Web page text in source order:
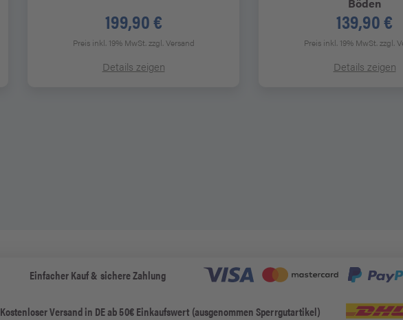
199,90 €
Preis inkl. 19% MwSt.zzgl. Versand
Details zeigen
139,90 €
Preis inkl. 19% MwSt.zzgl.
Details zeigen
Einfacher Kauf & sichere Zahlung
Kostenloser Versand in DE ab 50€ Einkaufswert (ausgenommen Sperrgutartikel)